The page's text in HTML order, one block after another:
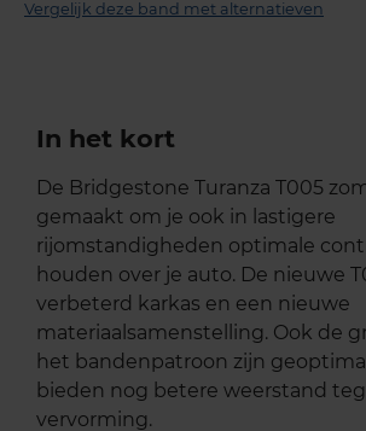
Vergelijk deze band met alternatieven
In het kort
De Bridgestone Turanza T005
gemaakt om je ook in lastigere
rijomstandigheden optimale
houden over je auto. De nieuwe
verbeterd karkas en een nieuwe
materiaalsamenstelling. Ook de
het bandenpatroon zijn
bieden nog betere weerstand
vervorming.